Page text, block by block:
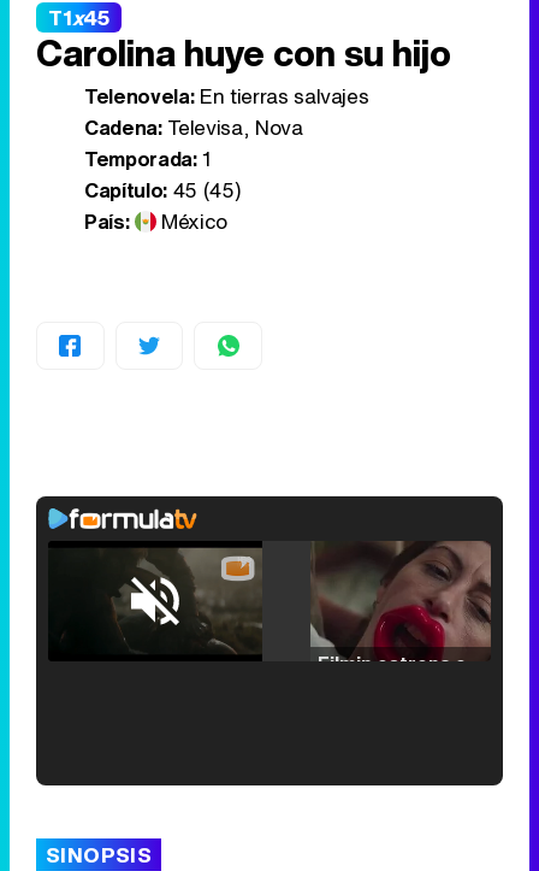
T1x45
Carolina huye con su hijo
Telenovela:En tierras salvajes
Cadena:Televisa, Nova
Temporada:1
Capítulo:45 (45)
País:
México
Unmute /
Loaded
25.30%
SINOPSIS